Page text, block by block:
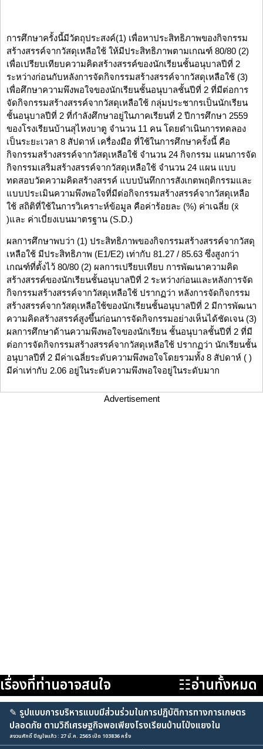
การศึกษาครั้งนี้มีวัตถุประสงค์(1) เพื่อหาประสิทธิภาพของกิจกรรม
สร้างสรรค์จากวัสดุเหลือใช้ ให้มีประสิทธิภาพตามเกณฑ์ 80/80 (2)
เพื่อเปรียบเทียบความคิดสร้างสรรค์ของนักเรียนชั้นอนุบาลปีที่ 2
ระหว่างก่อนกับหลังการจัดกิจกรรมสร้างสรรค์จากวัสดุเหลือใช้ (3)
เพื่อศึกษาความพึงพอใจของนักเรียนชั้นอนุบาลชั้นปีที่ 2 ที่มีต่อการ
จัดกิจกรรมสร้างสรรค์จากวัสดุเหลือใช้ กลุ่มประชากรเป็นนักเรียน
ชั้นอนุบาลปีที่ 2 ที่กำลังศึกษาอยู่ในภาคเรียนที่ 2 ปีการศึกษา 2559
ของโรงเรียนบ้านสุไหงบาตู จำนวน 11 คน โดยดำเนินการทดลอง
เป็นระยะเวลา 8 สัปดาห์ เครื่องมือ ที่ใช้ในการศึกษาครั้งนี้ คือ
กิจกรรมสร้างสรรค์จากวัสดุเหลือใช้ จำนวน 24 กิจกรรม แผนการจัด
กิจกรรมเสริมสร้างสรรค์จากวัสดุเหลือใช้ จำนวน 24 แผน แบบ
ทดสอบวัดความคิดสร้างสรรค์ แบบบันทึกการสังเกตพฤติกรรมและ
แบบประเมินความพึงพอใจที่มีต่อกิจกรรมสร้างสรรค์จากวัสดุเหลือ
ใช้ สถิติที่ใช้ในการวิเคราะห์ข้อมูล คือค่าร้อยละ (%) ค่าเฉลี่ย (x̄
)และ ค่าเบี่ยงเบนมาตรฐาน (S.D.)
ผลการศึกษาพบว่า (1) ประสิทธิภาพของกิจกรรมสร้างสรรค์จากวัสดุ
เหลือใช้ มีประสิทธิภาพ (E1/E2) เท่ากับ 81.27 / 85.63 ซึ่งสูงกว่า
เกณฑ์ที่ตั้งไว้ 80/80 (2) ผลการเปรียบเทียบ การพัฒนาความคิด
สร้างสรรค์ของนักเรียนชั้นอนุบาลปีที่ 2 ระหว่างก่อนและหลังการจัด
กิจกรรมสร้างสรรค์จากวัสดุเหลือใช้ ปรากฏว่า หลังการจัดกิจกรรม
สร้างสรรค์จากวัสดุเหลือใช้ของนักเรียนชั้นอนุบาลปีที่ 2 มีการพัฒนา
ความคิดสร้างสรรค์สูงขึ้นก่อนการจัดกิจกรรมอย่างเห็นได้ชัดเจน (3)
ผลการศึกษาด้านความพึงพอใจของนักเรียน ชั้นอนุบาลชั้นปีที่ 2 ที่มี
ต่อการจัดกิจกรรมสร้างสรรค์จากวัสดุเหลือใช้ ปรากฏว่า นักเรียนชั้น
อนุบาลปีที่ 2 มีค่าเฉลี่ยระดับความพึงพอใจโดยรวมทั้ง 8 สัปดาห์ ( )
มีค่าเท่ากับ 2.06 อยู่ในระดับความพึงพอใจอยู่ในระดับมาก
Advertisement
เรื่องที่ท่านอาจสนใจ ☷อ่านทั้งหมด
✎ รูปแบบการบริหารแบบมีส่วนร่วมในการปฏิบัติการทางการเกษตร
ปลอดภัย ตามวิถีเศรษฐกิจพอเพียงโรงเรียนบ้านโป่งแยงใน
สงวนศักดิ์ ปัญใจแก้ว : 27 มี.ค. 2565 เปิด 103836 ครั้ง